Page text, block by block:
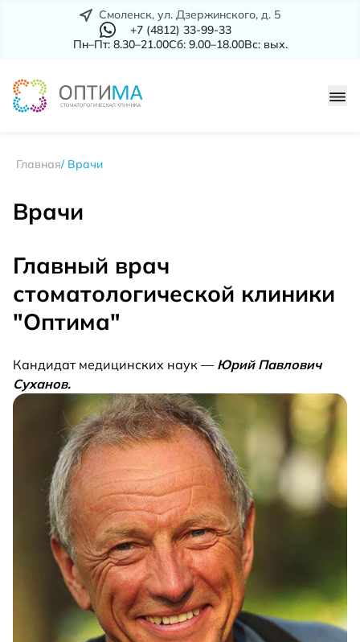
Смоленск, ул. Дзержинского, д. 5
+7 (4812) 33-99-33
Пн–Пт: 8.30–21.00Сб: 9.00–18.00Вс: вых.
Главная Врачи
Врачи
Главный врач
стоматологической клиники
"Оптима"
Кандидат медицинских наук — Юрий Павлович
Суханов.